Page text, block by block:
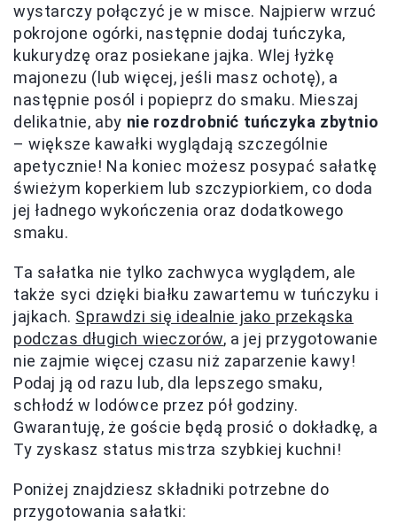
wystarczy połączyć je w misce. Najpierw wrzuć
pokrojone ogórki, następnie dodaj tuńczyka,
kukurydzę oraz posiekane jajka. Wlej łyżkę
majonezu (lub więcej, jeśli masz ochotę), a
następnie posól i popieprz do smaku. Mieszaj
delikatnie, aby nie rozdrobnić tuńczyka zbytnio
– większe kawałki wyglądają szczególnie
apetycznie! Na koniec możesz posypać sałatkę
świeżym koperkiem lub szczypiorkiem, co doda
jej ładnego wykończenia oraz dodatkowego
smaku.
Ta sałatka nie tylko zachwyca wyglądem, ale
także syci dzięki białku zawartemu w tuńczyku i
jajkach. Sprawdzi się idealnie jako przekąska
podczas długich wieczorów, a jej przygotowanie
nie zajmie więcej czasu niż zaparzenie kawy!
Podaj ją od razu lub, dla lepszego smaku,
schłodź w lodówce przez pół godziny.
Gwarantuję, że goście będą prosić o dokładkę, a
Ty zyskasz status mistrza szybkiej kuchni!
Poniżej znajdziesz składniki potrzebne do
przygotowania sałatki: